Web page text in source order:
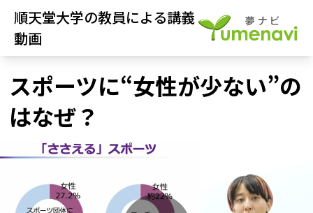
順天堂大学の教員による講義
動画
スポーツに“女性が少ない”の
はなぜ？